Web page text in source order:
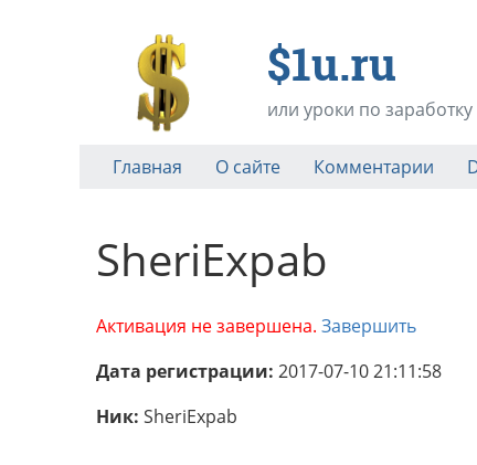
$1u.ru
или уроки по заработку
Главная О сайте Комментарии
SheriExpab
Активация не завершена. Завершить
Дата регистрации: 2017-07-10 21:11:58
Ник: SheriExpab